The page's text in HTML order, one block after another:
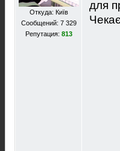
Откуда: Київ
Сообщений: 7 329
Репутация: 813
для